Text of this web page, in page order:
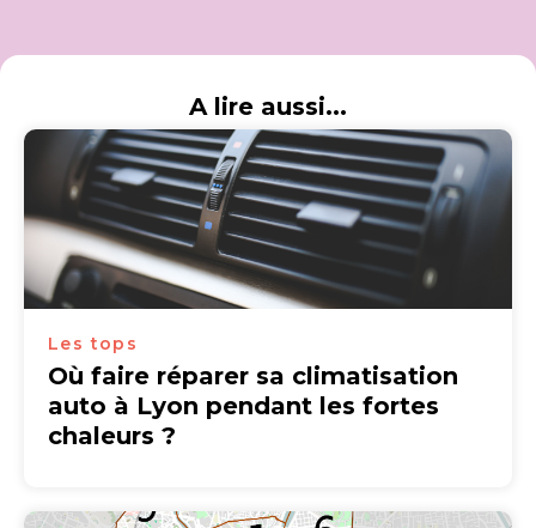
A lire aussi...
Les tops
Où faire réparer sa climatisation
auto à Lyon pendant les fortes
chaleurs ?